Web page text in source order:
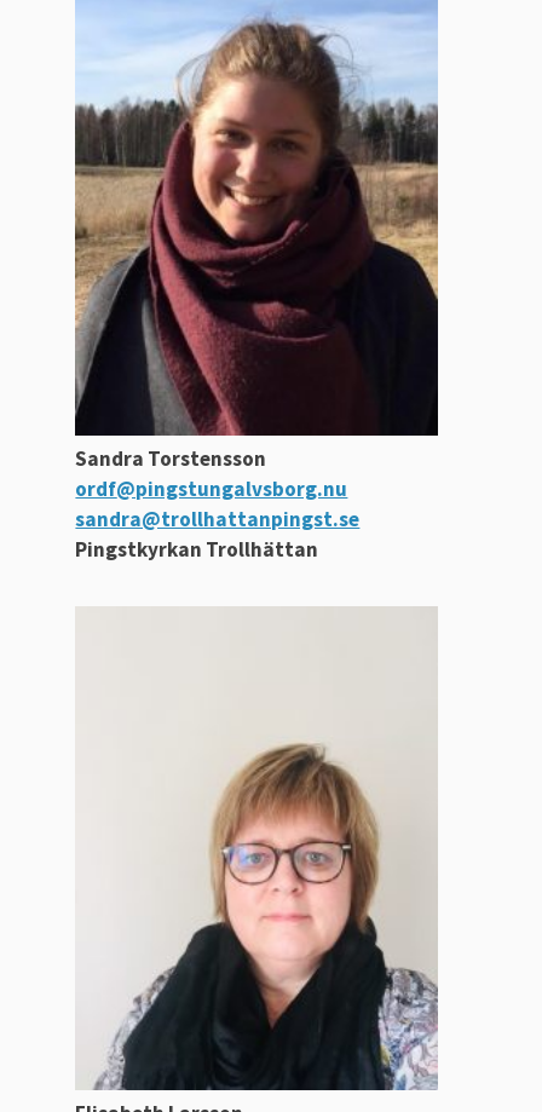
Sandra Torstensson
ordf@pingstungalvsborg.nu
sandra@trollhattanpingst.se
Pingstkyrkan Trollhättan